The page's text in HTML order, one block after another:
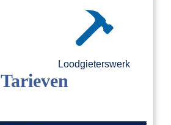
Loodgieterswerk
Tarieven